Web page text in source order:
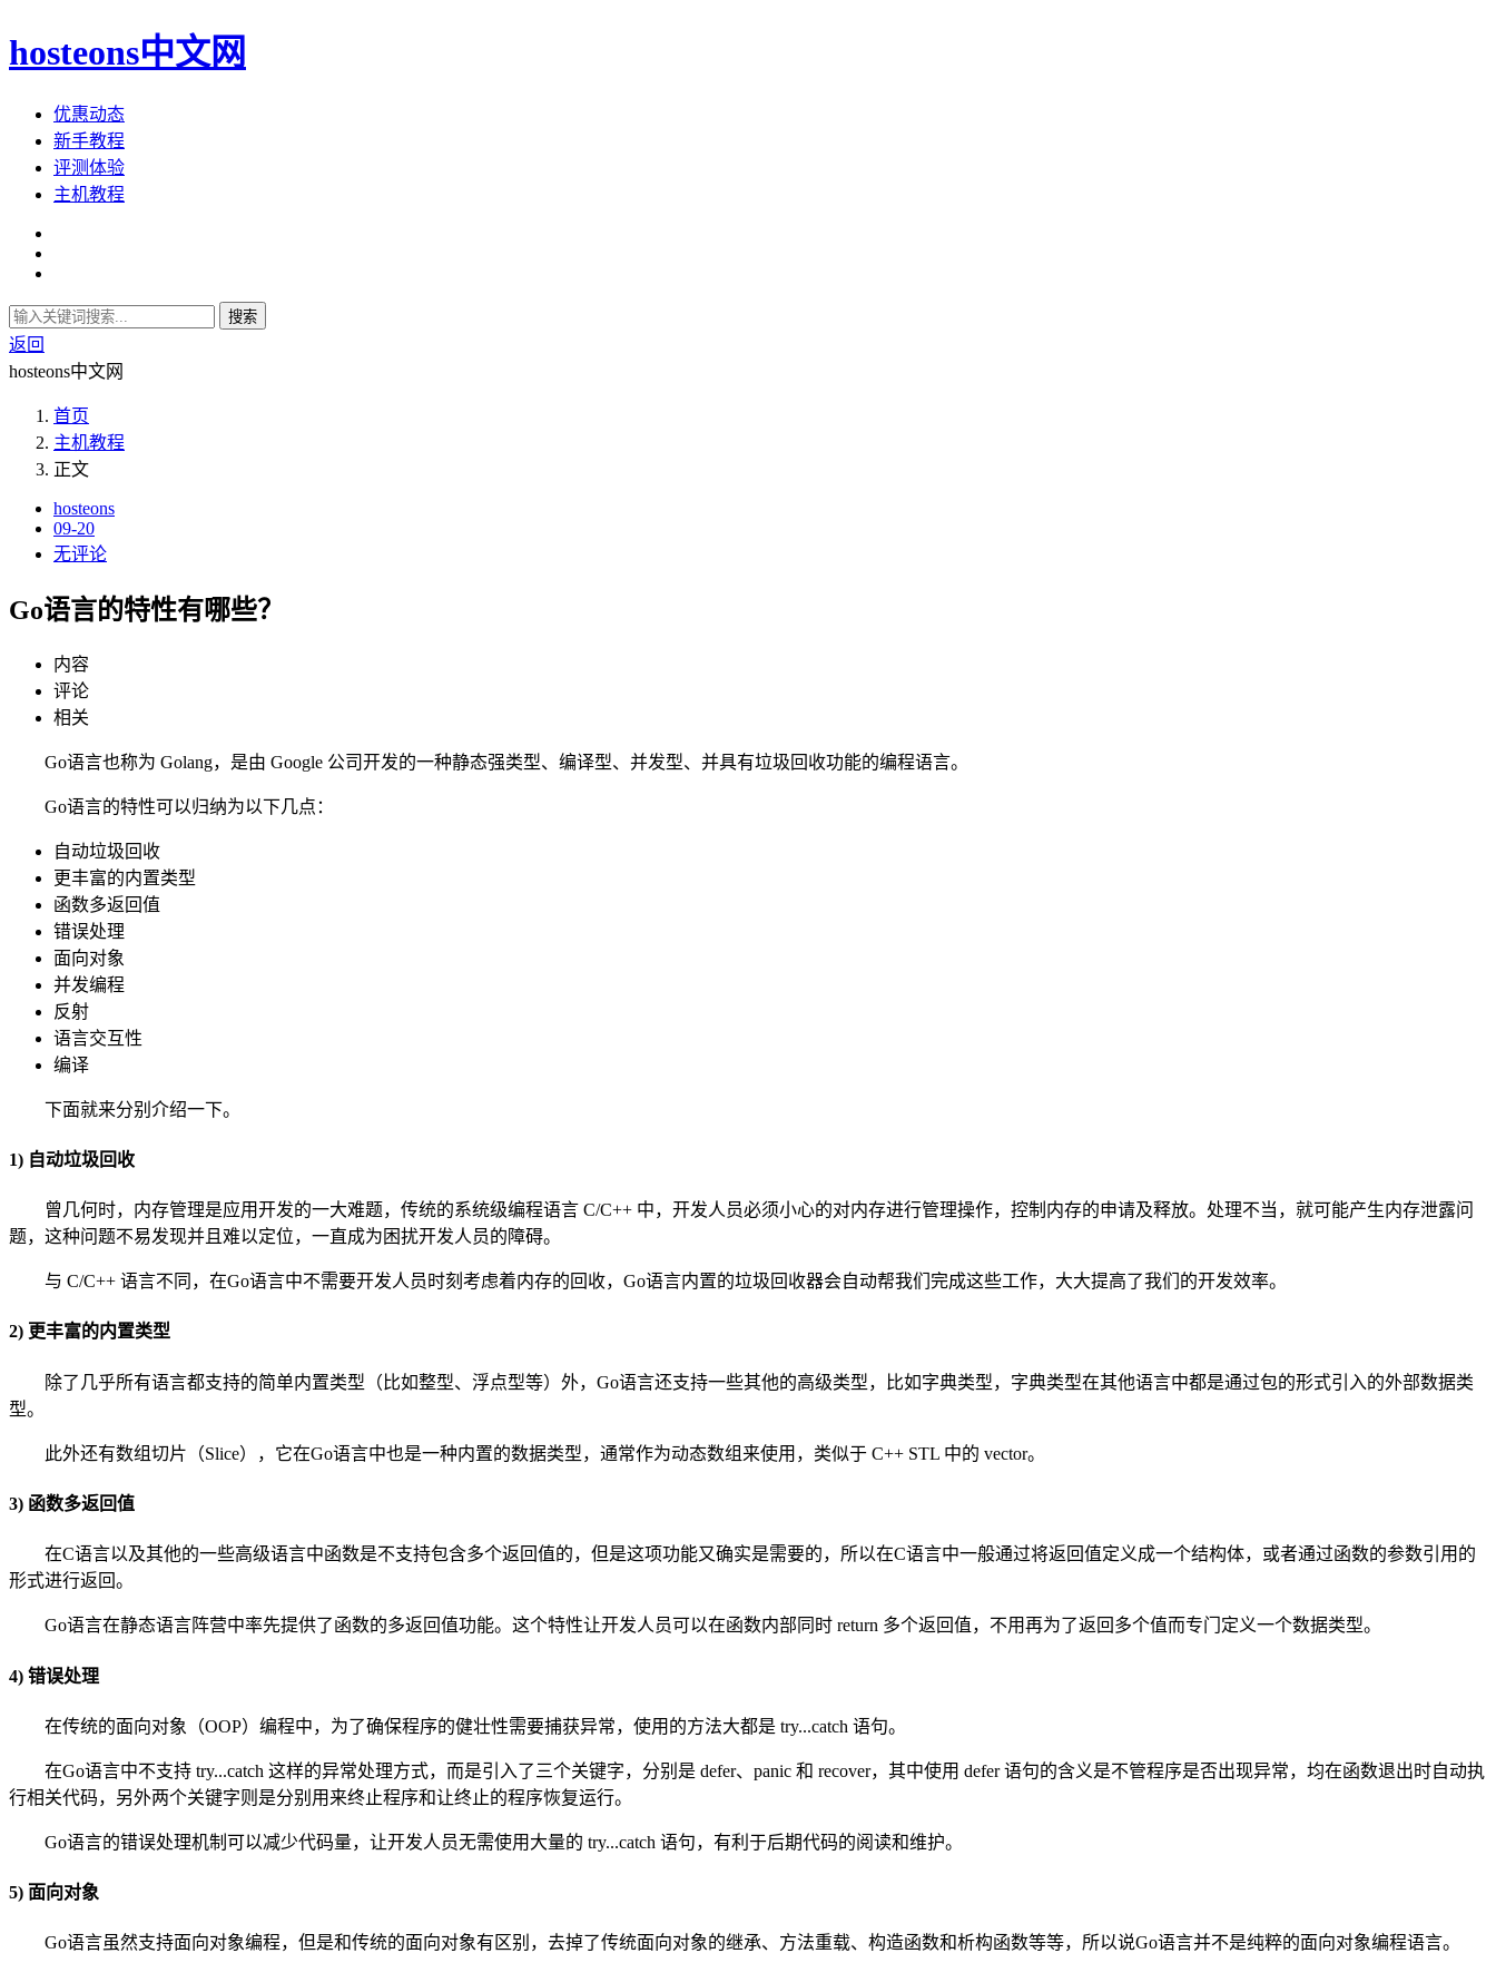
hosteons中文网
优惠动态
新手教程
评测体验
主机教程
搜索
返回
hosteons中文网
首页
主机教程
正文
hosteons
09-20
无评论
Go语言的特性有哪些？
内容
评论
相关
Go语言也称为 Golang，是由 Google 公司开发的一种静态强类型、编译型、并发型、并具有垃圾回收功能的编程语言。
Go语言的特性可以归纳为以下几点：
自动垃圾回收
更丰富的内置类型
函数多返回值
错误处理
面向对象
并发编程
反射
语言交互性
编译
下面就来分别介绍一下。
1) 自动垃圾回收
曾几何时，内存管理是应用开发的一大难题，传统的系统级编程语言 C/C++ 中，开发人员必须小心的对内存进行管理操作，控制内存的申请及释放。处理不当，就可能产生内存泄露问
题，这种问题不易发现并且难以定位，一直成为困扰开发人员的障碍。
与 C/C++ 语言不同，在Go语言中不需要开发人员时刻考虑着内存的回收，Go语言内置的垃圾回收器会自动帮我们完成这些工作，大大提高了我们的开发效率。
2) 更丰富的内置类型
除了几乎所有语言都支持的简单内置类型（比如整型、浮点型等）外，Go语言还支持一些其他的高级类型，比如字典类型，字典类型在其他语言中都是通过包的形式引入的外部数据类
型。
此外还有数组切片（Slice），它在Go语言中也是一种内置的数据类型，通常作为动态数组来使用，类似于 C++ STL 中的 vector。
3) 函数多返回值
在C语言以及其他的一些高级语言中函数是不支持包含多个返回值的，但是这项功能又确实是需要的，所以在C语言中一般通过将返回值定义成一个结构体，或者通过函数的参数引用的
形式进行返回。
Go语言在静态语言阵营中率先提供了函数的多返回值功能。这个特性让开发人员可以在函数内部同时 return 多个返回值，不用再为了返回多个值而专门定义一个数据类型。
4) 错误处理
在传统的面向对象（OOP）编程中，为了确保程序的健壮性需要捕获异常，使用的方法大都是 try...catch 语句。
在Go语言中不支持 try...catch 这样的异常处理方式，而是引入了三个关键字，分别是 defer、panic 和 recover，其中使用 defer 语句的含义是不管程序是否出现异常，均在函数退出时自动执
行相关代码，另外两个关键字则是分别用来终止程序和让终止的程序恢复运行。
Go语言的错误处理机制可以减少代码量，让开发人员无需使用大量的 try...catch 语句，有利于后期代码的阅读和维护。
5) 面向对象
Go语言虽然支持面向对象编程，但是和传统的面向对象有区别，去掉了传统面向对象的继承、方法重载、构造函数和析构函数等等，所以说Go语言并不是纯粹的面向对象编程语言。